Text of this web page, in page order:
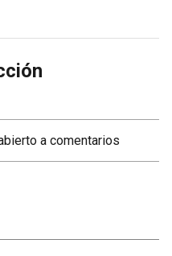
a comentarios